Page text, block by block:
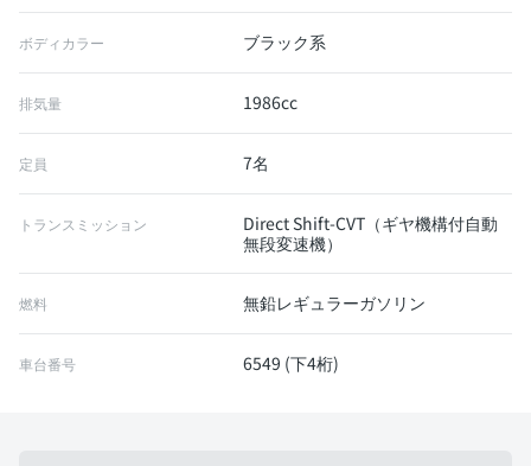
ボディカラー ブラック系
排気量 1986cc
定員 7名
トランスミッション
Direct Shift-CVT（ギヤ機構付自動
無段変速機）
燃料 無鉛レギュラーガソリン
車台番号 6549 (下4桁)